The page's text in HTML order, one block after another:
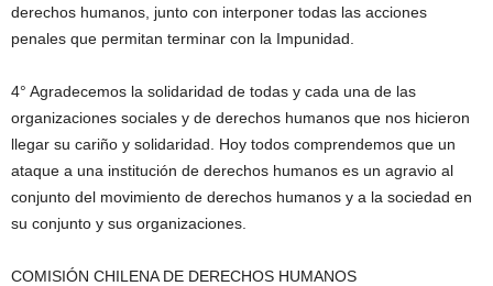
derechos humanos, junto con interponer todas las acciones
penales que permitan terminar con la Impunidad.
4° Agradecemos la solidaridad de todas y cada una de las
organizaciones sociales y de derechos humanos que nos hicieron
llegar su cariño y solidaridad. Hoy todos comprendemos que un
ataque a una institución de derechos humanos es un agravio al
conjunto del movimiento de derechos humanos y a la sociedad en
su conjunto y sus organizaciones.
COMISIÓN CHILENA DE DERECHOS HUMANOS